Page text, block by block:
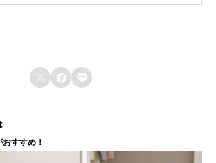
セ
竹炭（焼成温度：900-1000℃）
厚み4cm
お買い物で送料無料キャンペーン実施中！
年ぐらいで臭いが染み付いて結構こまっ
炭シューズバッグ入れると臭いがほぼ無臭
年使ってますが、まだまだ効果も続いてま
れても、竹炭バック入れとけば次の日仕
  
すすめ！